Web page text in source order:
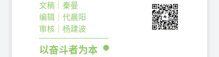
文稿｜秦曼
编辑｜代晨阳
审核｜杨建波
以奋斗者为本